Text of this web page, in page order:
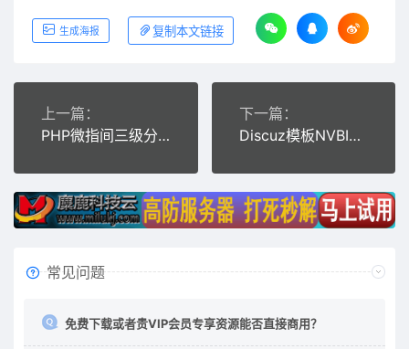
生成海报 复制本文链接
上一篇：
PHP微指间三级分销系统商业源码
下一篇：
Discuz模板NVBING5
常见问题
免费下载或者贵VIP会员专享资源能否直接商用？